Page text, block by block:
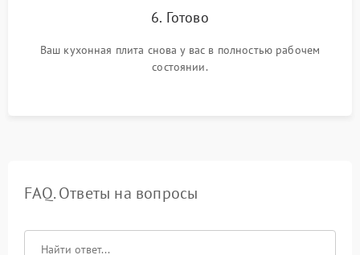
6. Готово
Ваш кухонная плита снова у вас в полностью рабочем
состоянии.
FAQ. Ответы на вопросы